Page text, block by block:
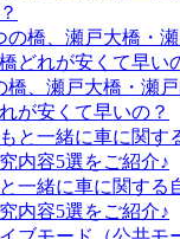
橋、瀬戸大橋・瀬
が安くて早いの？
一緒に車に関する
内容5選をご紹介♪